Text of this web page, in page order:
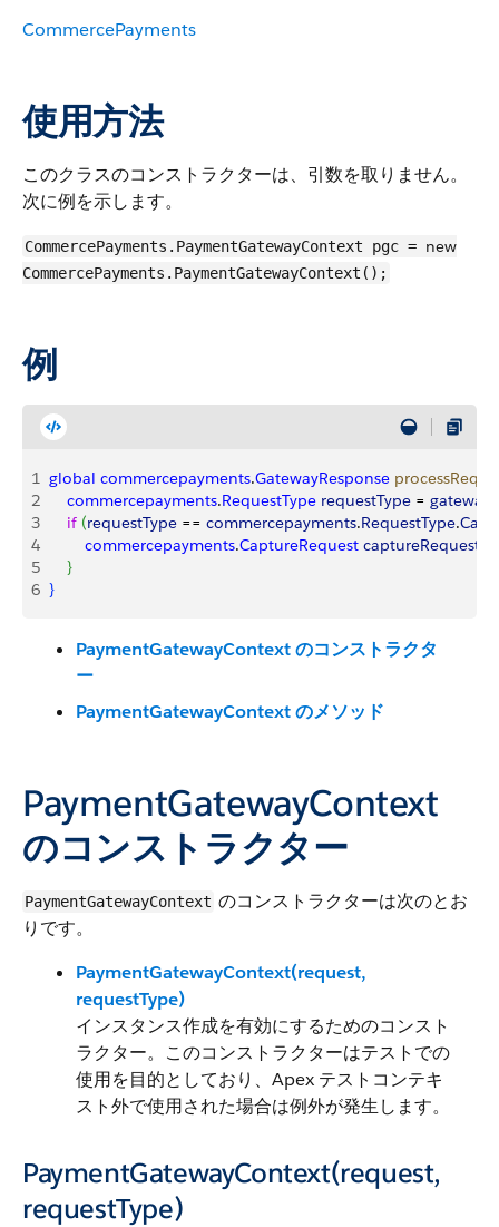
CommercePayments
使用方法
このクラスのコンストラクターは、引数を取りません。
次に例を示します。
CommercePayments.PaymentGatewayContext pgc = new
CommercePayments.PaymentGatewayContext();
例
1 global commercepayments.GatewayResponse
2
    commercepayments
.RequestType requestType =
3
    if
(requestType == commercepayments.RequestType.
4
        commercepayments
.CaptureRequest captureRequest
5
}
6 }
PaymentGatewayContext のコンストラクタ
ー
PaymentGatewayContext のメソッド
PaymentGatewayContext
のコンストラクター
PaymentGatewayContext のコンストラクターは次のとお
りです。
PaymentGatewayContext(request,
requestType)
インスタンス作成を有効にするためのコンスト
ラクター。このコンストラクターはテストでの
使用を目的としており、Apex テストコンテキ
スト外で使用された場合は例外が発生します。
PaymentGatewayContext(request,
requestType)